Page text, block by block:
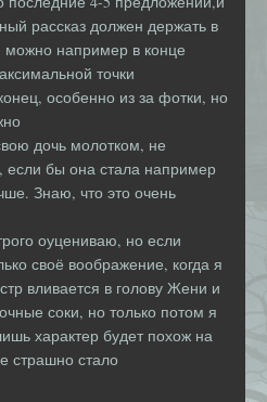
рассказ должен держать в
например в конце
точки
особенно из за фотки, но
дочь молотком, не
если бы она стала например
Знаю, что это очень
оуцениваю, но если
своё воображение, когда я
вливается в голову Жени и
соки, но только потом я
характер будет похож на
страшно стало